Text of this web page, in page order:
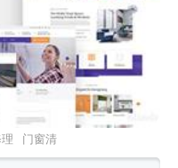
门窗清